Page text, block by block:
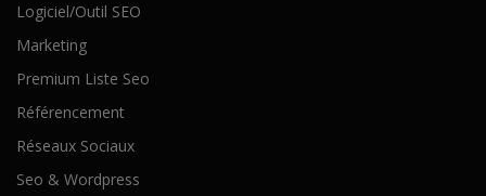
Logiciel/Outil SEO
Marketing
Premium Liste Seo
Référencement
Réseaux Sociaux
Seo & Wordpress